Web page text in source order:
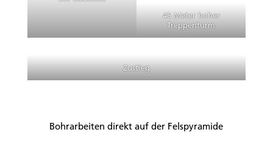
45 Meter hoher
Treppenturm
Zustieg
Bohrarbeiten direkt auf der Felspyramide